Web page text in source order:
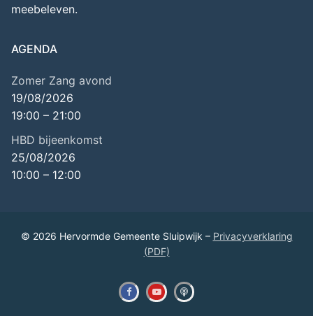
meebeleven.
AGENDA
Zomer Zang avond
19/08/2026
19:00 – 21:00
HBD bijeenkomst
25/08/2026
10:00 – 12:00
© 2026 Hervormde Gemeente Sluipwijk – Privacyverklaring
(PDF)